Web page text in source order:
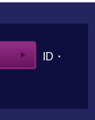
ID・